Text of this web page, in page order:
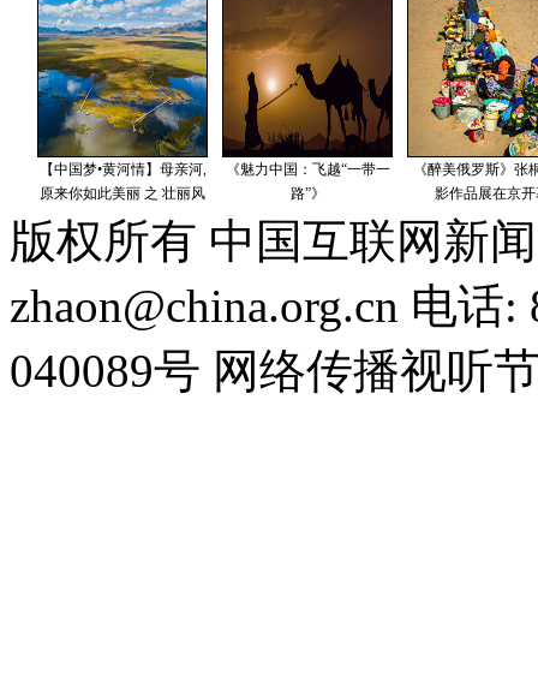
版权所有 中国互联网新
zhaon@china.org.cn 电话
040089号 网络传播视听